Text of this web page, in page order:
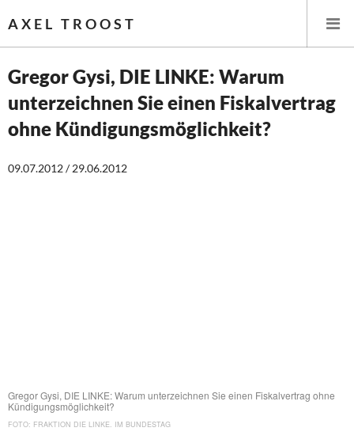
AXEL TROOST
Startseite
Weitere Themen
Gregor Gysi, DIE LINKE: Warum
unterzeichnen Sie einen Fiskalvertrag
ohne Kündigungsmöglichkeit?
09.07.2012 / 29.06.2012
Gregor Gysi, DIE LINKE: Warum unterzeichnen Sie einen Fiskalvertrag ohne
Kündigungsmöglichkeit?
FRAKTION DIE LINKE. IM BUNDESTAG